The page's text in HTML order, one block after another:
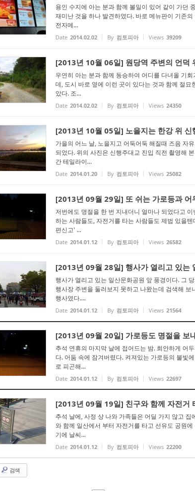
용인 수지에 아는 분과 함께 볼일이 있어 같이 가던
재미난 것을 하나 발견하였다. 바로 메뉴판이 기존
전자메...
Date 2014.02.02 By 컴토피아 Views 39209
[2013년 10월 06일] 원당역 주변의 언덕
우연히 아는 분과 함께 동승하여 어디를 다녀올 기
데, 도시 바로 옆에 이런 곳이 있다는 것과 함께 절
았다. 조...
Date 2014.02.02 By 컴토피아 Views 24350
[2013년 10월 05일] 노을지는 한강 위 신
가을의 어느 날, 노을지고 어둑어둑 해질때 즈음 자
되었다. 위의 사진은 신행주대교 진입 직전 촬영해
간 테일라이...
Date 2014.01.20 By 컴토피아 Views 25082
[2013년 09월 29일] 또 쉬는 가로등과 어
저번에도 명절을 한 번 지내더니 얼마나 되었다고
하는 사람들도, 자전거를 타는 사람들도 제법 있을
편신고' ...
Date 2014.01.12 By 컴토피아 Views 26582
[2013년 09월 28일] 행사가 열리고 있는
행사가 열리고 있는 일산문화공원 앞 풍경이다. 그
행사장 주변을 둘러보지 못하고 나왔는데 검색해
행사였다....
Date 2014.01.12 By 컴토피아 Views 21564
[2013년 09월 20일] 가로등도 명절을 보
추석 연휴의 마지막 날에 접어드는 밤. 희안하게 어
다. 어둠 속에 잠겨버렸다. 켜져있는 가로등의 불빛
로 피곤해...
Date 2014.01.12 By 컴토피아 Views 22697
[2013년 09월 19일] 친구와 함께 자전거
추석 날에, 사정 상 나와 가족들은 어딜 가지 않고
와 함께 일산에서 부터 자전거를 타고 선유도 공원
기에 날씨...
Date 2014.01.12 By 컴토피아 Views 22200
검색